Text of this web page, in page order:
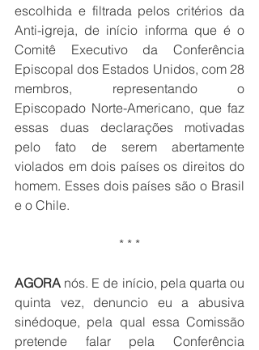
escolhida e filtrada pelos critérios da
Anti-igreja, de início informa que é o
Comitê Executivo da Conferência
Episcopal dos Estados Unidos, com 28
membros, representando o
Episcopado Norte-Americano, que faz
essas duas declarações motivadas
pelo fato de serem abertamente
violados em dois países os direitos do
homem. Esses dois países são o Brasil
e o Chile.
* * *
AGORA nós. E de início, pela quarta ou
quinta vez, denuncio eu a abusiva
sinédoque, pela qual essa Comissão
pretende falar pela Conferência